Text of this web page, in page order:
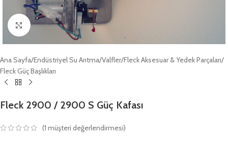
Büyütmek için tıklayın
Ana Sayfa/Endüstriyel Su Arıtma/Valfler/Fleck Aksesuar & Yedek Parçaları/
Fleck Güç Başlıkları
Fleck 2900 / 2900 S Güç Kafası
(1 müşteri değerlendirmesi)